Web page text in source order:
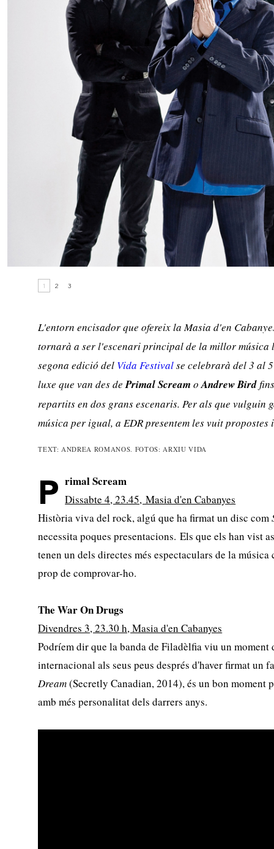
1 2 3
L'entorn encisador que ofereix la Masia d'en
tornarà a ser l'escenari principal de la millor
segona edició del Vida Festivalse celebrarà del 3 al
luxe que van des dePrimal Scream oAndrew Bird
repartits en dos grans escenaris. Per als que vulguin
música per igual, a EDR presentem les vuit
TEXT: ANDREA ROMANOS. FOTOS: ARXIU VIDA
P rimal Scream
Dissabte 4, 23.45, Masia d'en Cabanyes
Història viva del rock, algú que ha firmat un disc com
necessita poques presentacions. Els que els han vist
tenen un dels directes més espectaculars de la música
prop de comprovar-ho.
The War On Drugs
Divendres 3, 23.30 h, Masia d'en Cabanyes
Podríem dir que la banda de Filadèlfia viu un
internacional als seus peus després d'haver firmat un
Dream(Secretly Canadian, 2014), és un bon moment
amb més personalitat dels darrers anys.